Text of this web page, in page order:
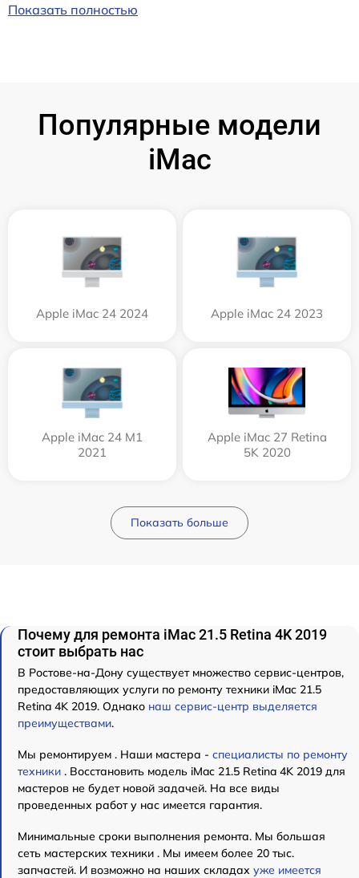
Показать полностью
Популярные модели
iMac
Apple iMac 24 2024 Apple iMac 24 2023
Apple iMac 24 M1
2021
Apple iMac 27 Retina
5K 2020
Показать больше
Почему для ремонта iMac 21.5 Retina 4K 2019
стоит выбрать нас
В Ростове-на-Дону существует множество сервис-центров,
предоставляющих услуги по ремонту техники iMac 21.5
Retina 4K 2019. Однако наш сервис-центр выделяется
преимуществами.
Мы ремонтируем . Наши мастера - специалисты по ремонту
техники . Восстановить модель iMac 21.5 Retina 4K 2019 для
мастеров не будет новой задачей. На все виды
проведенных работ у нас имеется гарантия.
Минимальные сроки выполнения ремонта. Мы большая
сеть мастерских техники . Мы имеем более 20 тыс.
запчастей. И возможно на наших складах уже имеется